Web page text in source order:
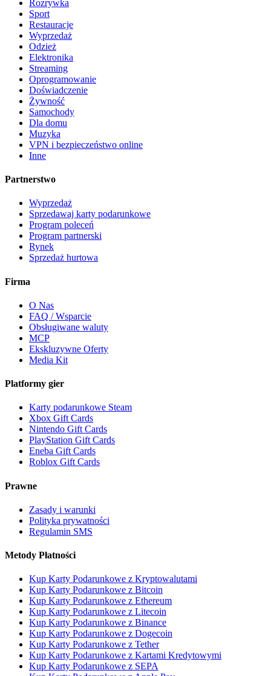
Rozrywka
Sport
Restauracje
Wyprzedaż
Odzież
Elektronika
Streaming
Oprogramowanie
Doświadczenie
Żywność
Samochody
Dla domu
Muzyka
VPN i bezpieczeństwo online
Inne
Partnerstwo
Wyprzedaż
Sprzedawaj karty podarunkowe
Program poleceń
Program partnerski
Rynek
Sprzedaż hurtowa
Firma
O Nas
FAQ / Wsparcie
Obsługiwane waluty
MCP
Ekskluzywne Oferty
Media Kit
Platformy gier
Karty podarunkowe Steam
Xbox Gift Cards
Nintendo Gift Cards
PlayStation Gift Cards
Eneba Gift Cards
Roblox Gift Cards
Prawne
Zasady i warunki
Polityka prywatności
Regulamin SMS
Metody Płatności
Kup Karty Podarunkowe z Kryptowalutami
Kup Karty Podarunkowe z Bitcoin
Kup Karty Podarunkowe z Ethereum
Kup Karty Podarunkowe z Litecoin
Kup Karty Podarunkowe z Binance
Kup Karty Podarunkowe z Dogecoin
Kup Karty Podarunkowe z Tether
Kup Karty Podarunkowe z Kartami Kredytowymi
Kup Karty Podarunkowe z SEPA